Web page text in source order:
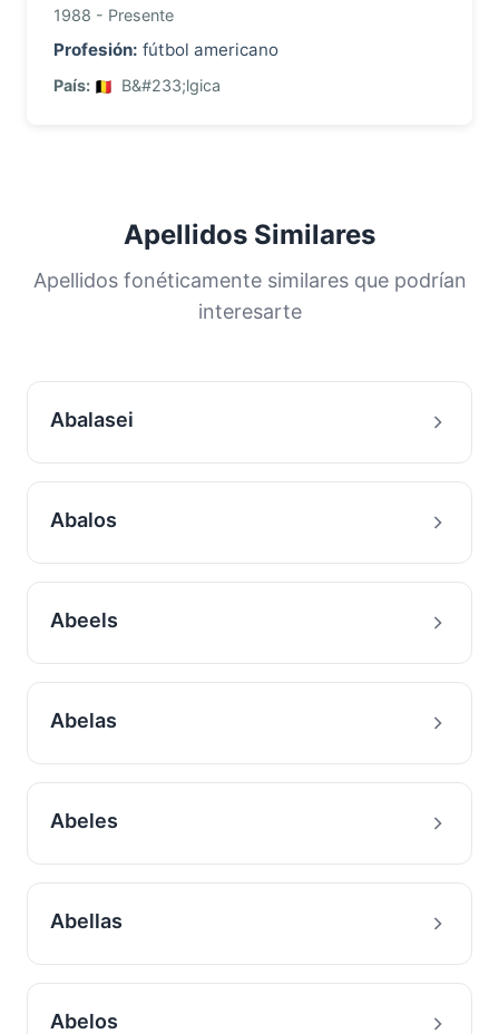
1988 - Presente
Profesión: fútbol americano
País: B&#233;lgica
Apellidos Similares
Apellidos fonéticamente similares que podrían
interesarte
Abalasei
Abalos
Abeels
Abelas
Abeles
Abellas
Abelos